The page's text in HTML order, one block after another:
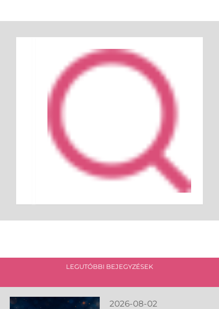
LEGUTÓBBI BEJEGYZÉSEK
2026-08-02